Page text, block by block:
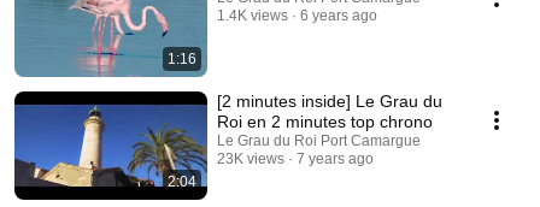
1:16
1.4K views
6 years ago
2:04
[2 minutes inside] Le Grau du
Roi en 2 minutes top chrono
Le Grau du Roi Port Camargue
23K views
7 years ago